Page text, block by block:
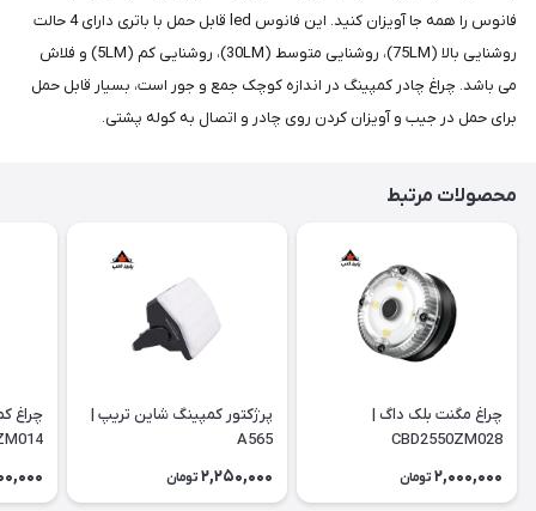
فانوس را همه جا آویزان کنید. این فانوس led قابل حمل با باتری دارای 4 حالت
روشنایی بالا (75LM)، روشنایی متوسط (30LM)، روشنایی کم (5LM) و فلاش
می باشد. چراغ چادر کمپینگ در اندازه کوچک جمع و جور است، بسیار قابل حمل
برای حمل در جیب و آویزان کردن روی چادر و اتصال به کوله پشتی.
محصولات مرتبط
چراغ مگنت بلک داگ |
CBD2550ZM028
2,000,000 تومان
پرژکتور کمپینگ شاین تریپ |
A565
2,250,000 تومان
چراغ